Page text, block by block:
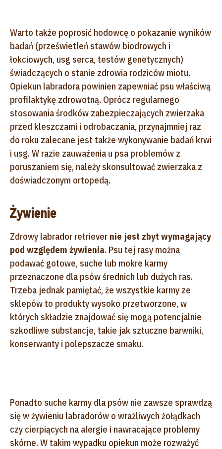
Warto także poprosić hodowcę o pokazanie wyników
badań (prześwietleń stawów biodrowych i
łokciowych, usg serca, testów genetycznych)
świadczących o stanie zdrowia rodziców miotu.
Opiekun labradora powinien zapewniać psu właściwą
profilaktykę zdrowotną. Oprócz regularnego
stosowania środków zabezpieczających zwierzaka
przed kleszczami i odrobaczania, przynajmniej raz
do roku zalecane jest także wykonywanie badań krwi
i usg. W razie zauważenia u psa problemów z
poruszaniem się, należy skonsultować zwierzaka z
doświadczonym ortopedą.
Żywienie
Zdrowy labrador retriever nie jest zbyt wymagający
pod względem żywienia. Psu tej rasy można
podawać gotowe, suche lub mokre karmy
przeznaczone dla psów średnich lub dużych ras.
Trzeba jednak pamiętać, że wszystkie karmy ze
sklepów to produkty wysoko przetworzone, w
których składzie znajdować się mogą potencjalnie
szkodliwe substancje, takie jak sztuczne barwniki,
konserwanty i polepszacze smaku.
Ponadto suche karmy dla psów nie zawsze sprawdzą
się w żywieniu labradorów o wrażliwych żołądkach
czy cierpiących na alergie i nawracające problemy
skórne. W takim wypadku opiekun może rozważyć